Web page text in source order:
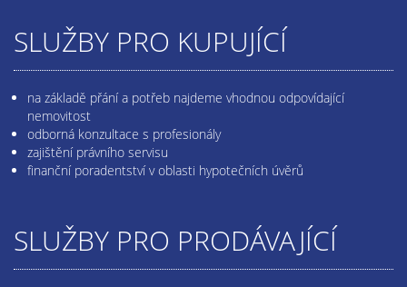
SLUŽBY PRO KUPUJÍCÍ
na základě přání a potřeb najdeme vhodnou odpovídající
nemovitost
odborná konzultace s profesionály
zajištění právního servisu
finanční poradentství v oblasti hypotečních úvěrů
SLUŽBY PRO PRODÁVAJÍCÍ